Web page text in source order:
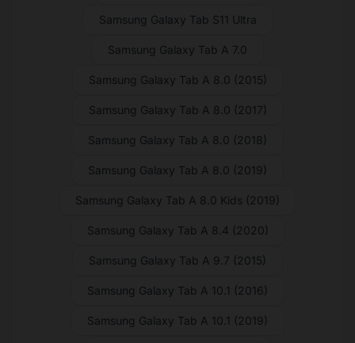
Samsung Galaxy Tab S11 Ultra
Samsung Galaxy Tab A 7.0
Samsung Galaxy Tab A 8.0 (2015)
Samsung Galaxy Tab A 8.0 (2017)
Samsung Galaxy Tab A 8.0 (2018)
Samsung Galaxy Tab A 8.0 (2019)
Samsung Galaxy Tab A 8.0 Kids (2019)
Samsung Galaxy Tab A 8.4 (2020)
Samsung Galaxy Tab A 9.7 (2015)
Samsung Galaxy Tab A 10.1 (2016)
Samsung Galaxy Tab A 10.1 (2019)